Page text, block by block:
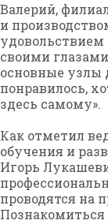
Валерий,
и
своими
основные узлы
понравилось,
здесь самому».
Как отметил
обучения и
Игорь
проводятся на